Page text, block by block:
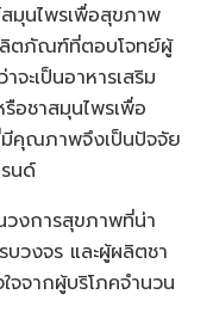
มุนไพรเพื่อสุขภาพ
ลิตภัณฑ์ที่ตอบโจทย์ผู้
ะเป็นอาหารเสริม
อชาสมุนไพรเพื่อ
คุณภาพจึงเป็นปัจจัย
นด์
วงการสุขภาพที่น่า
บวงจร และผู้ผลิตชา
จจากผู้บริโภคจำนวน